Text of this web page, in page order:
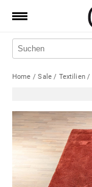
Produkte
Aktionen
News
Standorte
Home /Sale / Textilien /